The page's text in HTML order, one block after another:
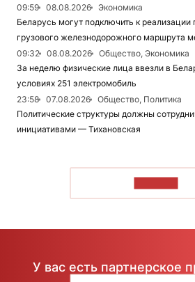
09:59
08.08.2026
Экономика
Беларусь могут подключить к реализации
грузового железнодорожного маршрута
09:32
08.08.2026
Общество, Экономика
За неделю физические лица ввезли в
условиях 251 электромобиль
23:58
07.08.2026
Общество, Политика
Политические структуры должны
инициативами — Тихановская
У вас есть партнерское